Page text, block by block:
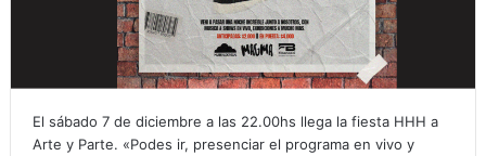
El sábado 7 de diciembre a las 22.00hs llega la fiesta HHH a
Arte y Parte. «Podes ir, presenciar el programa en vivo y